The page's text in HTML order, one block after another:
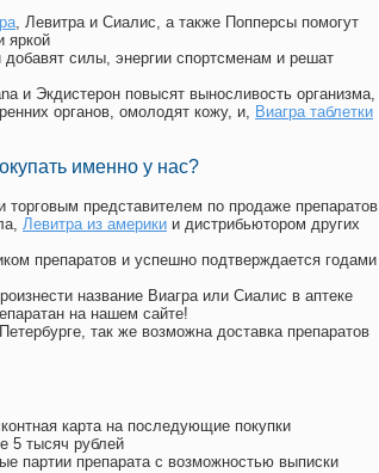
, Левитра и Сиалис, а также Попперсы помогут
яркой
силы, энергии спортсменам и решат
и Экдистерон повысят выносливость организма,
органов, омолодят кожу, и, Виагра таблетки
именно у нас?
представителем по продаже препаратов
, Левитра из америки и дистрибьютором других
препаратов и успешно подтверждается годами
название Виагра или Сиалис в аптеке
на нашем сайте!
так же возможна доставка препаратов
карта на последующие покупки
5 тысяч рублей
препарата с возможностью выписки